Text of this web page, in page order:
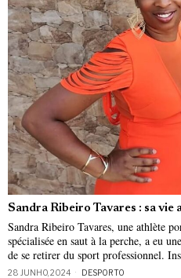
Sandra Ribeiro Tavares : sa vie
Sandra Ribeiro Tavares, une athlète
spécialisée en saut à la perche, a eu
de se retirer du sport professionnel.
28 JUNHO, 2024 DESPORTO